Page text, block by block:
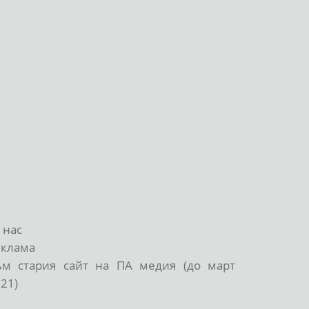
нас
стария сайт на ПА медия (до март